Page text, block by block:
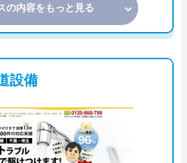
の内容をもっと見る
設備